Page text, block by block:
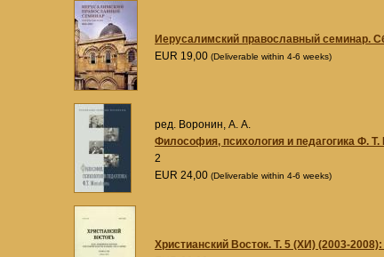
Иерусалимский православный семинар.
EUR 19,00 (Deliverable within 4-6 weeks)
ред. Воронин, А. А.
Философия, психология и педагогика Ф.
2
EUR 24,00 (Deliverable within 4-6 weeks)
Христианский Восток. Т. 5 (XИ) (2003-